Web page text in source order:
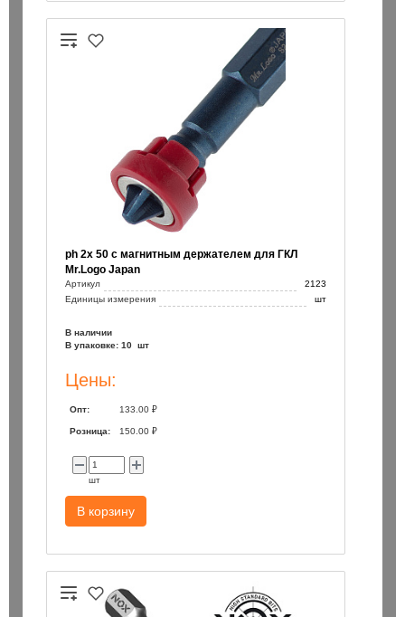
ph 2х 50 с магнитным держателем для ГКЛ
Mr.Logo Japan
Артикул
2123
Единицы измерения
шт
В наличии
В упаковке: 10 шт
Цены:
Опт: 133.00 ₽
Розница: 150.00 ₽
шт
В корзину